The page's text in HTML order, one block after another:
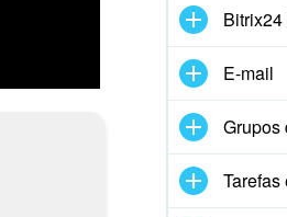
E-mail
Grupos